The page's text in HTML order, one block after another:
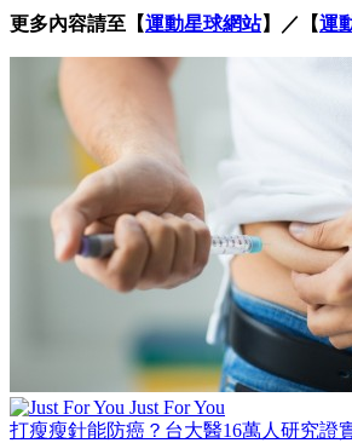
更多內容請至【運動星球網站】／【運
Just For You
打瘦瘦針能防癌？台大醫16萬人研究證